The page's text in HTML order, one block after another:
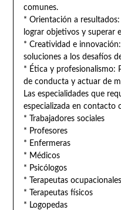
comunes.
* Orientación a
lograr objetivos y superar
* Creatividad e
soluciones a los desafíos
* Ética y profesionalismo:
de conducta y actuar de
Las especialidades que
especializada en contacto
* Trabajadores sociales
* Profesores
* Enfermeras
* Médicos
* Psicólogos
* Terapeutas ocupacionales
* Terapeutas físicos
* Logopedas